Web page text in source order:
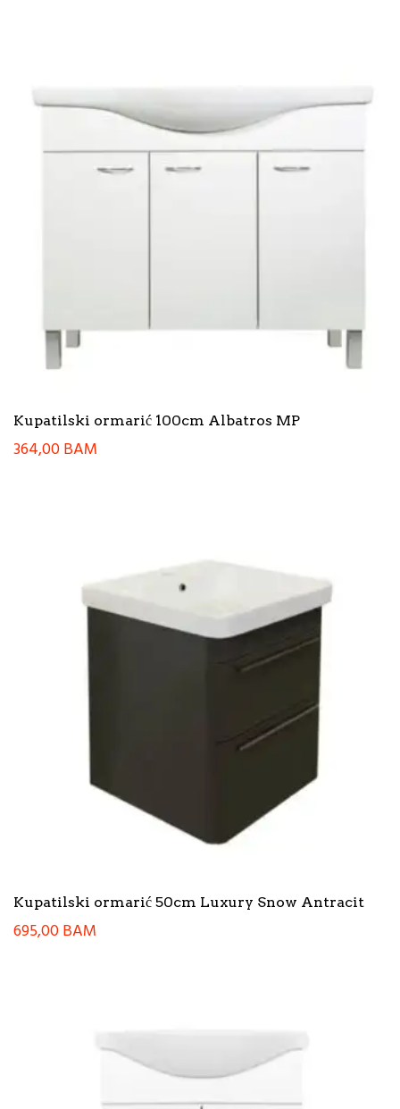
Kupatilski ormarić 100cm Albatros MP
364,00BAM
Kupatilski ormarić 50cm Luxury Snow Antracit
695,00BAM